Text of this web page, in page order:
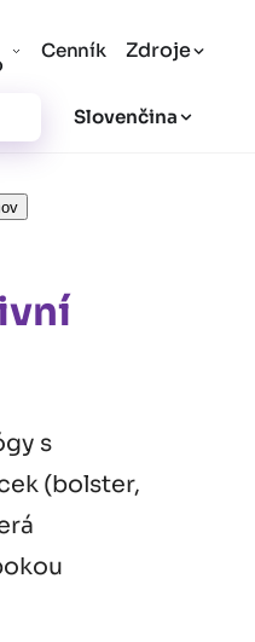
Cenník Zdroje
Slovenčina
s
(bolster,